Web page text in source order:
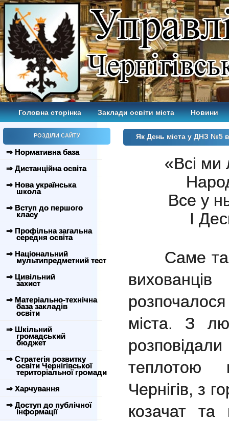
Головна сторінка Заклади освіти міста Новини
РОЗДІЛИ САЙТУ
⇒ Нормативна база
⇒ Дистанційна освіта
⇒ Нова українська
школа
⇒ Вступ до першого
класу
⇒ Профільна загальна
середня освіта
⇒ Національний
мультипредметний тест
⇒ Цивільний
захист
⇒ Матеріально-технічна
база закладів
освіти
⇒ Шкільний
громадський
бюджет
⇒ Стратегія розвитку
освіти Чернігівської
територіальної громади
⇒ Харчування
⇒ Доступ до публічної
інформації
Як День міста у ДНЗ №5
«Всі ми
Все у
І
Саме
міста. З
теплотою
Чернігів, з
козачат та